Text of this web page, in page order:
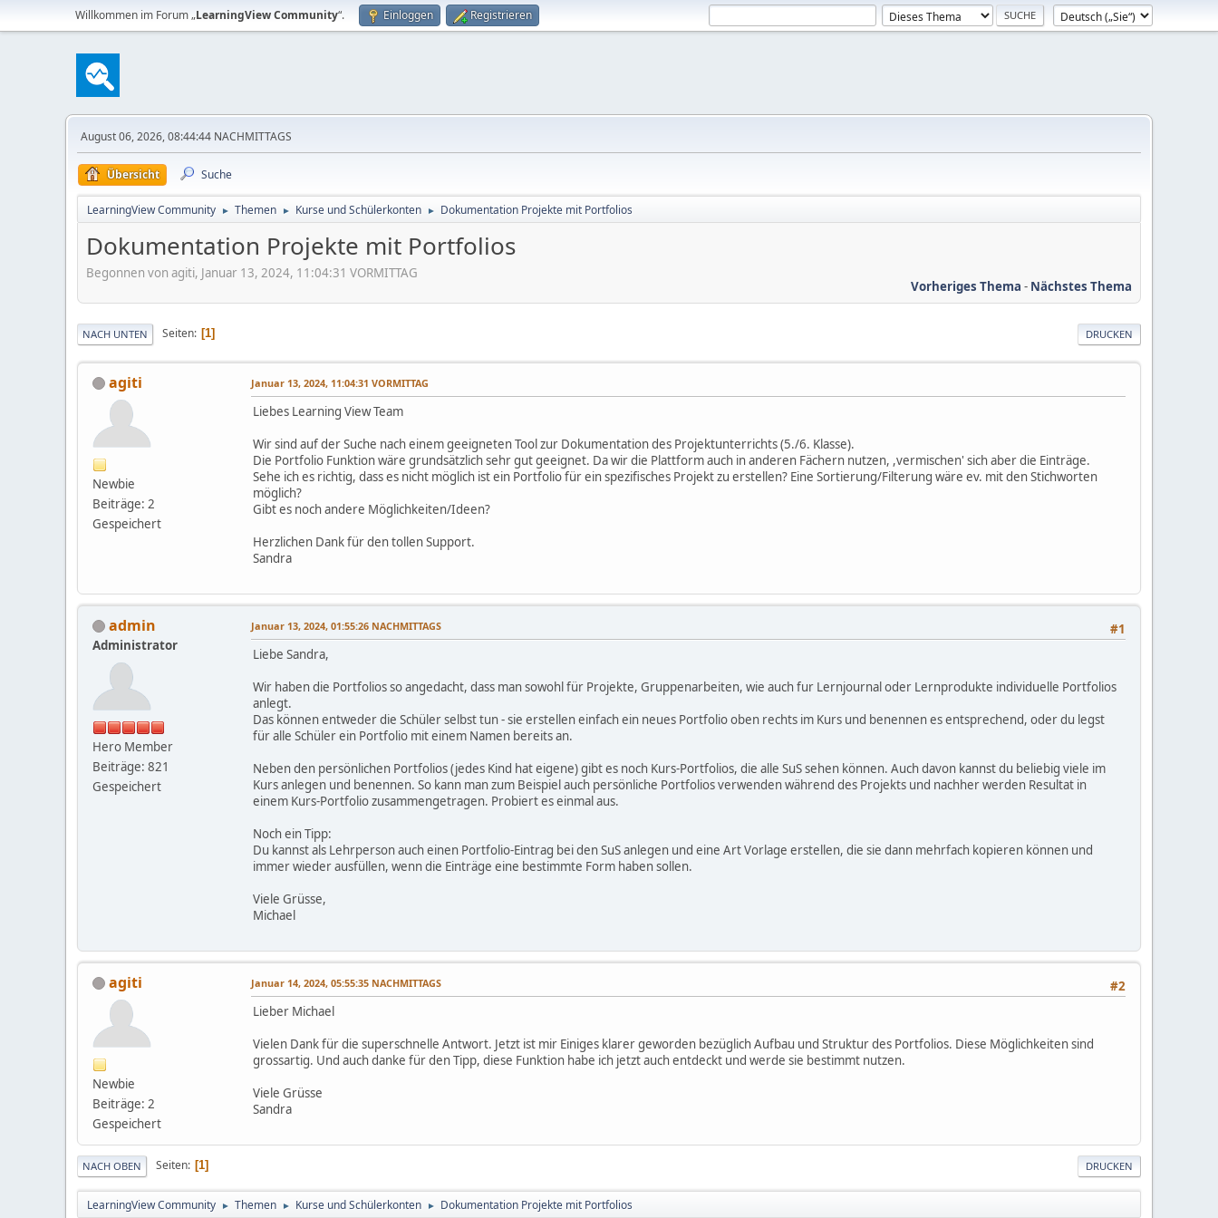
Willkommen im Forum „LearningView Community“. Einloggen Registrieren
August 06, 2026, 08:44:44 NACHMITTAGS
Übersicht Suche
LearningView Community ► Themen ► Kurse und Schülerkonten ► Dokumentation Projekte mit Portfolios
Dokumentation Projekte mit Portfolios
Begonnen von agiti, Januar 13, 2024, 11:04:31 VORMITTAG
Vorheriges Thema - Nächstes Thema
DRUCKEN
NACH UNTEN Seiten 1
agiti
Newbie
Beiträge: 2
Gespeichert
Januar 13, 2024, 11:04:31 VORMITTAG
Liebes Learning View Team
Wir sind auf der Suche nach einem geeigneten Tool zur Dokumentation des Projektunterrichts (5./6. Klasse).
Die Portfolio Funktion wäre grundsätzlich sehr gut geeignet. Da wir die Plattform auch in anderen Fächern nutzen, ,vermischen' sich aber die Einträge.
Sehe ich es richtig, dass es nicht möglich ist ein Portfolio für ein spezifisches Projekt zu erstellen? Eine Sortierung/Filterung wäre ev. mit den Stichworten
möglich?
Gibt es noch andere Möglichkeiten/Ideen?
Herzlichen Dank für den tollen Support.
Sandra
admin
Administrator
Hero Member
Beiträge: 821
Gespeichert
#1
Januar 13, 2024, 01:55:26 NACHMITTAGS
Liebe Sandra,
Wir haben die Portfolios so angedacht, dass man sowohl für Projekte, Gruppenarbeiten, wie auch fur Lernjournal oder Lernprodukte individuelle Portfolios
anlegt.
Das können entweder die Schüler selbst tun - sie erstellen einfach ein neues Portfolio oben rechts im Kurs und benennen es entsprechend, oder du legst
für alle Schüler ein Portfolio mit einem Namen bereits an.
Neben den persönlichen Portfolios (jedes Kind hat eigene) gibt es noch Kurs-Portfolios, die alle SuS sehen können. Auch davon kannst du beliebig viele im
Kurs anlegen und benennen. So kann man zum Beispiel auch persönliche Portfolios verwenden während des Projekts und nachher werden Resultat in
einem Kurs-Portfolio zusammengetragen. Probiert es einmal aus.
Noch ein Tipp:
Du kannst als Lehrperson auch einen Portfolio-Eintrag bei den SuS anlegen und eine Art Vorlage erstellen, die sie dann mehrfach kopieren können und
immer wieder ausfüllen, wenn die Einträge eine bestimmte Form haben sollen.
Viele Grüsse,
Michael
agiti
Newbie
Beiträge: 2
Gespeichert
#2
Januar 14, 2024, 05:55:35 NACHMITTAGS
Lieber Michael
Vielen Dank für die superschnelle Antwort. Jetzt ist mir Einiges klarer geworden bezüglich Aufbau und Struktur des Portfolios. Diese Möglichkeiten sind
grossartig. Und auch danke für den Tipp, diese Funktion habe ich jetzt auch entdeckt und werde sie bestimmt nutzen.
Viele Grüsse
Sandra
DRUCKEN
NACH OBEN Seiten 1
LearningView Community ► Themen ► Kurse und Schülerkonten ► Dokumentation Projekte mit Portfolios